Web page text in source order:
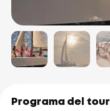
Programa del tour